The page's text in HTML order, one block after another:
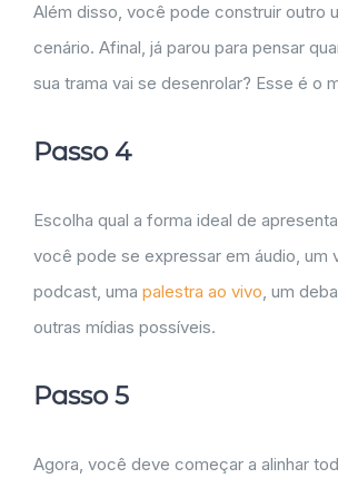
Além disso, você pode construir outro
cenário. Afinal, já parou para pensar
sua trama vai se desenrolar? Esse é o
Passo 4
Escolha qual a forma ideal de
você pode se expressar em áudio, um
podcast, uma palestra ao vivo, um
outras mídias possíveis.
Passo 5
Agora, você deve começar a alinhar